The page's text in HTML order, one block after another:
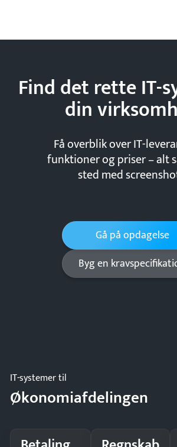
Find det rette IT-
din
Få overblik over IT-
funktioner og priser – alt
sted med
Gå på opdagelse
Byg en
IT-systemer til
Økonomiafdelingen